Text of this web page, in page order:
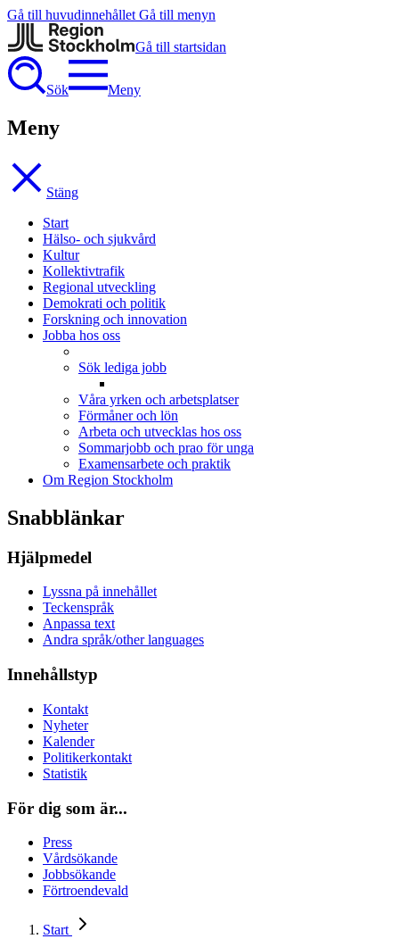
Gå till huvudinnehållet Gå till menyn
Gå till startsidan
Sök Meny
Meny
Stäng
Start
Hälso- och sjukvård
Kultur
Kollektivtrafik
Regional utveckling
Demokrati och politik
Forskning och innovation
Jobba hos oss
Sök lediga jobb
Våra yrken och arbetsplatser
Förmåner och lön
Arbeta och utvecklas hos oss
Sommarjobb och prao för unga
Examensarbete och praktik
Om Region Stockholm
Snabblänkar
Hjälpmedel
Lyssna på innehållet
Teckenspråk
Anpassa text
Andra språk/other languages
Innehållstyp
Kontakt
Nyheter
Kalender
Politikerkontakt
Statistik
För dig som är...
Press
Vårdsökande
Jobbsökande
Förtroendevald
Start